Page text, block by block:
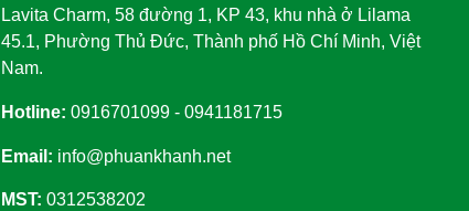
Lavita Charm, 58 đường 1, KP 43, khu nhà ở Lilama
45.1, Phường Thủ Đức, Thành phố Hồ Chí Minh, Việt
Nam.
Hotline: 0916701099 - 0941181715
Email: info@phuankhanh.net
MST: 0312538202